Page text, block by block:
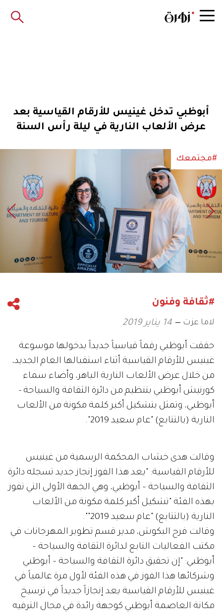
أبوظبي تدخل غينيس للأرقام القياسية بعد
عرض الألعاب النارية في ليلة رأس السنة
#مجتمعك
#ثقافة وفنون
لاما عزت 14 يناير 2019
حققت أبوظبي رقماً قياسياً جديداً بدخولها موسوعة
غينيس للأرقام القياسية أثناء استقبالها العام الجديد،
من خلال عرض الألعاب النارية الباهر، وأضاء سماء
كورنيش أبوظبي بتنظيم من دائرة الثقافة والسياحة -
أبوظبي، وتمثل بتشكيل أكبر كلمة مكونة من الألعاب
النارية (بالتتابع) "عام سعيد 2019".
وقالت هدى خشاب المحكمة الرسمية من غينيس
للأرقام القياسية: "يعد هذا الفوز إنجاز جديد تسجله دائرة
الثقافة والسياحة – أبوظبي، وهي الجهة الأولى التي تفوز
بهذه الفئة "تشكيل أكبر كلمة مكونة من الألعاب
النارية (بالتتابع) "عام سعيد 2019"".
وقالت فرح البكوش، مدير قسم تطوير المهرجانات في
مكتب الفعاليات التابع لدائرة الثقافة والسياحة –
أبوظبي: "إن تحقيق دائرة الثقافة والسياحة – أبوظبي
وشركائها هذا الفوز في هذه الفئة لأول مرة عالمياً في
غينيس للأرقام القياسية يعد إنجازاً جديداً في ترسيخ
مكانة العاصمة أبوظبي كوجهة رائدة في مجال الترفيه